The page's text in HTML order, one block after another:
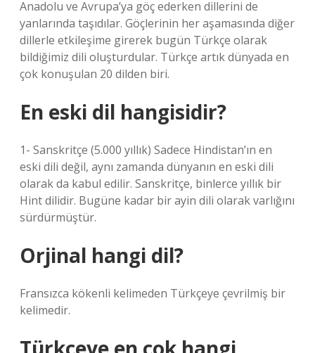
Anadolu ve Avrupa’ya göç ederken dillerini de
yanlarında taşıdılar. Göçlerinin her aşamasında diğer
dillerle etkileşime girerek bugün Türkçe olarak
bildiğimiz dili oluşturdular. Türkçe artık dünyada en
çok konuşulan 20 dilden biri.
En eski dil hangisidir?
1- Sanskritçe (5.000 yıllık) Sadece Hindistan’ın en
eski dili değil, aynı zamanda dünyanın en eski dili
olarak da kabul edilir. Sanskritçe, binlerce yıllık bir
Hint dilidir. Bugüne kadar bir ayin dili olarak varlığını
sürdürmüştür.
Orjinal hangi dil?
Fransızca kökenli kelimeden Türkçeye çevrilmiş bir
kelimedir.